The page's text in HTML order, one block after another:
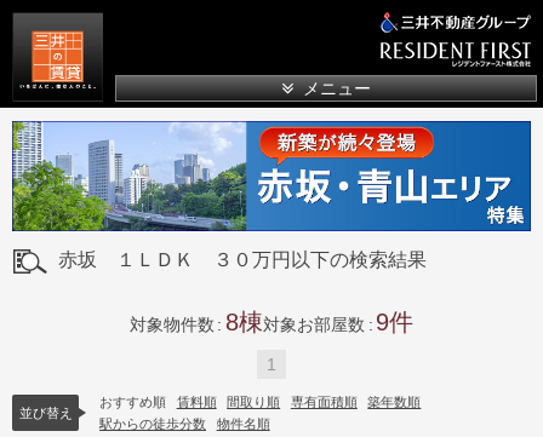
メニュー
赤坂 １ＬＤＫ ３０万円以下の検索結果
対象物件数 8 対象お部屋数 9
1
並び替え
おすすめ順 賃料順 間取り順 専有面積順
築年数順
駅からの徒歩分数
物件名順